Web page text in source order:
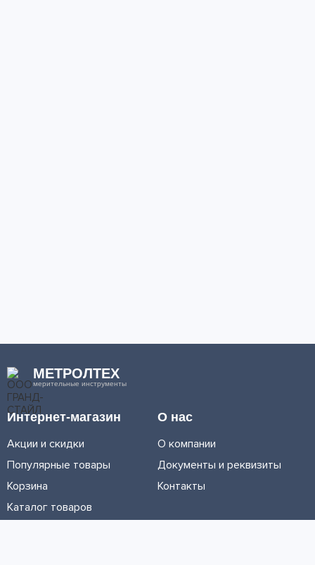
МЕТРОЛТЕХ
мерительные инструменты
Интернет-магазин
Акции и скидки
Популярные товары
Корзина
Каталог товаров
О нас
О компании
Документы и реквизиты
Контакты